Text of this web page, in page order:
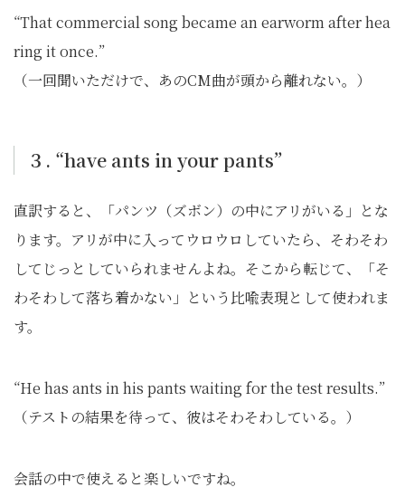
“That commercial song became an earworm after hea
ring it once.”
（一回聞いただけで、あのCM曲が頭から離れない。）
３. “have ants in your pants”
直訳すると、「パンツ（ズボン）の中にアリがいる」とな
ります。アリが中に入ってウロウロしていたら、そわそわ
してじっとしていられませんよね。そこから転じて、「そ
わそわして落ち着かない」という比喩表現として使われま
す。
“He has ants in his pants waiting for the test results.”
（テストの結果を待って、彼はそわそわしている。）
会話の中で使えると楽しいですね。